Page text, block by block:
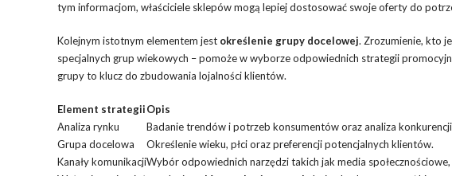
tym informacjom, właściciele sklepów mogą lepiej dostosować swoje oferty do
Kolejnym istotnym elementem jest określenie grupy docelowej. Zrozumienie, kto
specjalnych grup wiekowych – pomoże w wyborze odpowiednich strategii
grupy to klucz do zbudowania lojalności klientów.
Element strategiiOpis
Analiza rynku
Badanie trendów i potrzeb konsumentów oraz analiza
Grupa docelowa
Określenie wieku, płci oraz preferencji potencjalnych klientów.
Kanały komunikacjiWybór odpowiednich narzędzi takich jak media